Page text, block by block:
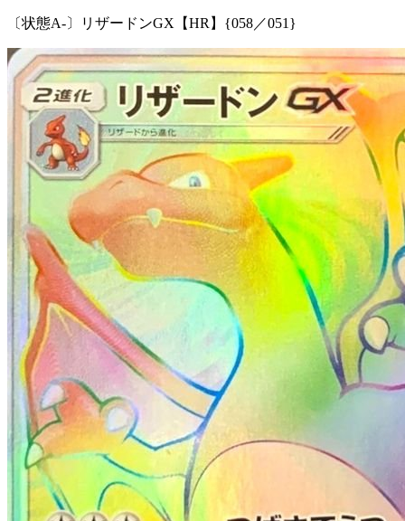
〔状態A-〕リザードンGX【HR】{058／051}